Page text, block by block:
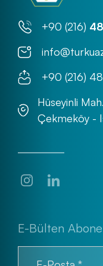
+90 (216)
+90 (216)
Hüseyinli
Çekmeköy -
E-Bülten